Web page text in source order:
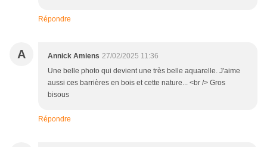
Répondre
A Annick Amiens 27/02/2025 11:36
Une belle photo qui devient une très belle aquarelle. J'aime
aussi ces barrières en bois et cette nature... <br /> Gros
bisous
Répondre